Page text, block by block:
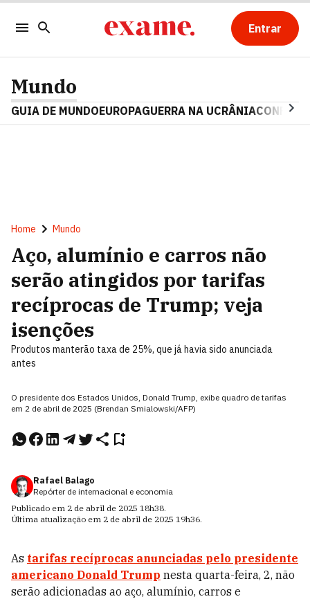
Entrar
Mundo
GUIA DE MUNDOEUROPAGUERRA NA UCRÂNIA
Home Mundo
Aço, alumínio e carros não
serão atingidos por tarifas
recíprocas de Trump; veja
isenções
Produtos manterão taxa de 25%, que já havia sido anunciada
antes
O presidente dos Estados Unidos, Donald Trump, exibe quadro de tarifas
em 2 de abril de 2025 (Brendan Smialowski/AFP)
Rafael Balago
Repórter de internacional e economia
Publicado em 2 de abril de 2025 18h38.
Última atualização em 2 de abril de 2025 19h36.
As tarifas recíprocas anunciadas pelo presidente
americano Donald Trump nesta quarta-feira, 2, não
serão adicionadas ao aço, alumínio, carros e